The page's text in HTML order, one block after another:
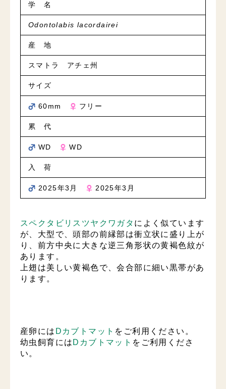
学 名
Odontolabis lacordairei
産 地
スマトラ アチェ州
サイズ
60mm フリー
累 代
WD WD
入 荷
2025年3月 2025年3月
スペクタビリスツヤクワガタ によく似ています
が、大型で、頭部の前縁部は衝立状に盛り上が
り、前方中央に大きな逆三角形状の黄褐色紋が
あります。
上翅は美しい黄褐色で、会合部に細い黒帯があ
ります。
産卵には Dカブトマット をご利用ください。
幼虫飼育には Dカブトマット をご利用くださ
い。